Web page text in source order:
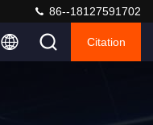
86--18127591702
Citation